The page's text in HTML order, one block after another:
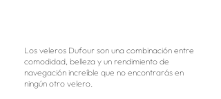
Los veleros Dufour son una combinación entre
comodidad, belleza y un rendimiento de
navegación increíble que no encontrarás en
ningún otro velero.